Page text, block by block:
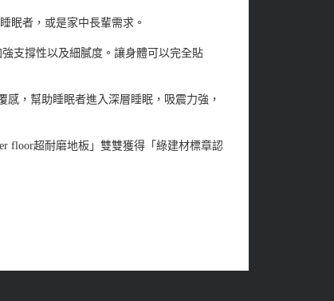
眠者，或是家中長輩需求。
支撐性以及細膩度。讓身體可以完全貼
，幫助睡眠者進入深層睡眠，吸震力強，
floor超耐磨地板」雙雙獲得「綠建材標章認